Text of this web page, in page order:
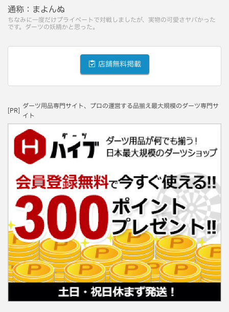
通称： まよんぬ
ちなみに一度だけプライベートで対戦しましたが、実物の可愛さヤバかった
です。ダーツの妖精かと思った。
店舗無料掲載
[PR]
ダーツ用品専門サイト、プロの運営する品揃え最大規模のダーツ専門サ
イト